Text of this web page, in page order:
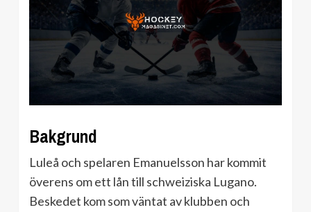
Bakgrund
Luleå och spelaren Emanuelsson har kommit
överens om ett lån till schweiziska Lugano.
Beskedet kom som väntat av klubben och